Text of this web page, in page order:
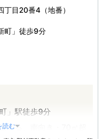
丁目20番4（地番）
町」徒歩9分
」駅徒歩9分
する、南向き・70㎡超
読む